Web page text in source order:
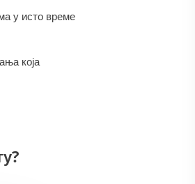
у исто време
која